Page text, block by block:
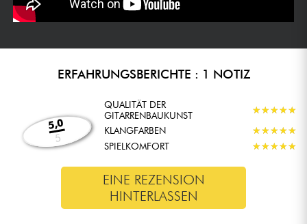
ERFAHRUNGSBERICHTE : 1 NOTIZ
5,0
5
QUALITÄT DER
GITARRENBAUKUNST
★★★★★
★★★★★
KLANGFARBEN
★★★★★
★★★★★
SPIELKOMFORT
★★★★★
★★★★★
EINE REZENSION
HINTERLASSEN